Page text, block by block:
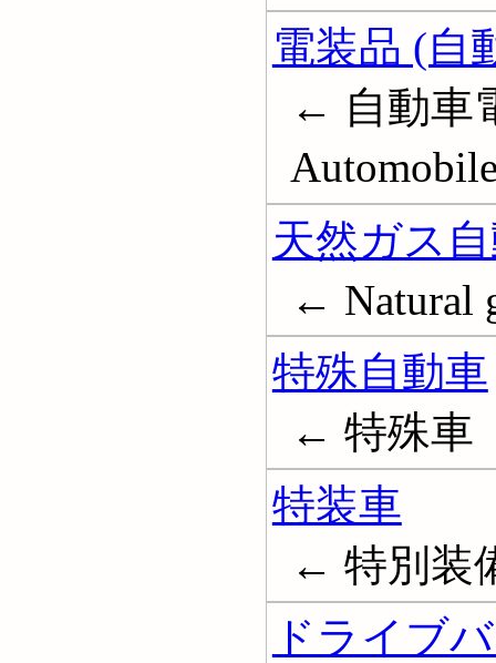
電装品 (自
← 自動車
天然ガス
← Natural
特殊自動車
← 特殊車
特装車
← 特別装
ドライブ